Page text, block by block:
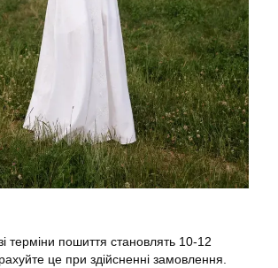
терміни пошиття становлять 10-12
це при здійсненні замовлення.